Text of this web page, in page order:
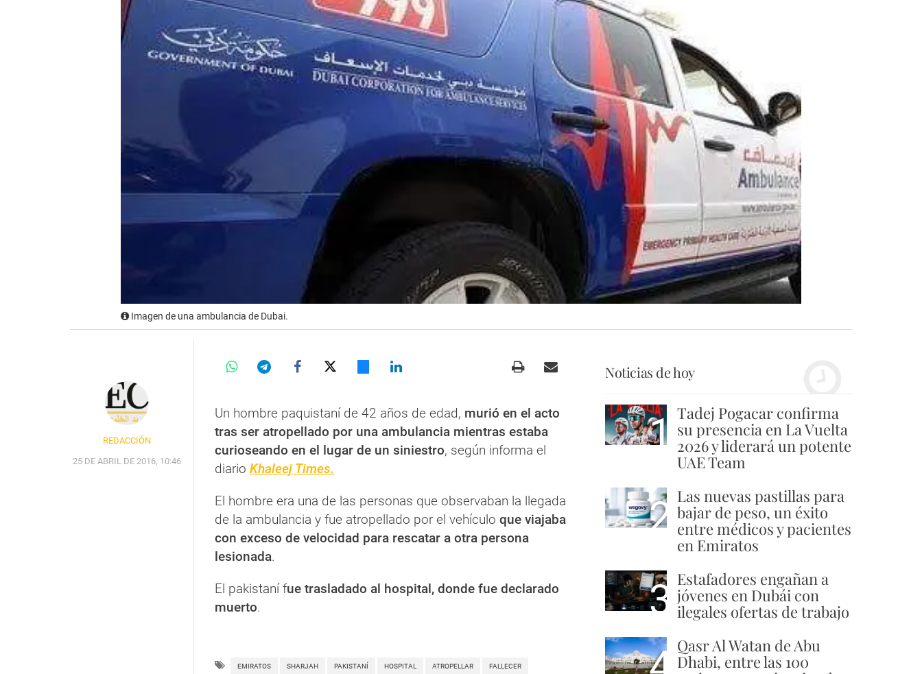
Imagen de una ambulancia de Dubai.
REDACCIÓN
25 DE ABRIL DE 2016, 10:46
Un hombre paquistaní de 42 años de edad, murió en el acto
tras ser atropellado por una ambulancia mientras estaba
curioseando en el lugar de un siniestro, según informa el
diario Khaleej Times.
El hombre era una de las personas que observaban la llegada
de la ambulancia y fue atropellado por el vehículo que viajaba
con exceso de velocidad para rescatar a otra persona
lesionada.
El pakistaní fue trasladado al hospital, donde fue declarado
muerto.
EMIRATOS SHARJAH PAKISTANÍ HOSPITAL ATROPELLAR FALLECER
Noticias de hoy
1 Tadej Pogacar confirma
su presencia en La Vuelta
2026 y liderará un potente
UAE Team
2 Las nuevas pastillas para
bajar de peso, un éxito
entre médicos y pacientes
en Emiratos
3 Estafadores engañan a
jóvenes en Dubái con
ilegales ofertas de trabajo
Qasr Al Watan de Abu
Dhabi, entre las 100